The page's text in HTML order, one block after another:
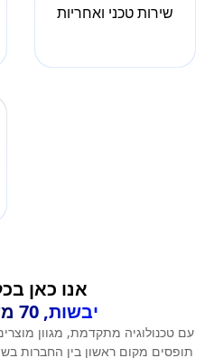
4 יבשות, 70 מדינות
עם טכנולוגיה מתקדמת, מגוון
תופסים מקום ראשון בין החברות
במכירות שלנו ל-70 מדינות, בראשם שווקי אירופה והמזרח התיכון.